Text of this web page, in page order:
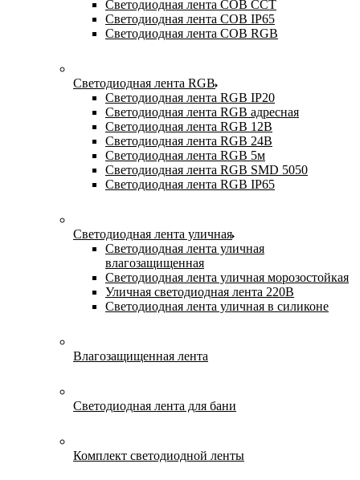
Светодиодная лента COB CCT
Светодиодная лента COB IP65
Светодиодная лента COB RGB
Светодиодная лента RGB
Светодиодная лента RGB IP20
Светодиодная лента RGB адресная
Светодиодная лента RGB 12В
Светодиодная лента RGB 24В
Светодиодная лента RGB 5м
Светодиодная лента RGB SMD 5050
Светодиодная лента RGB IP65
Светодиодная лента уличная
Светодиодная лента уличная
влагозащищенная
Светодиодная лента уличная морозостойкая
Уличная светодиодная лента 220В
Светодиодная лента уличная в силиконе
Влагозащищенная лента
Светодиодная лента для бани
Комплект светодиодной ленты